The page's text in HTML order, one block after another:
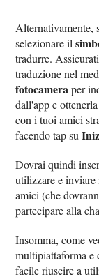
Alternativamente,
selezionare il
tradurre.
traduzione nel
fotocameraper
dall'app e
con i tuoi amici
facendo tap su
Dovrai quindi
utilizzare e
amici (che
partecipare alla
Insomma, come
multipiattaforma
facile riuscire a